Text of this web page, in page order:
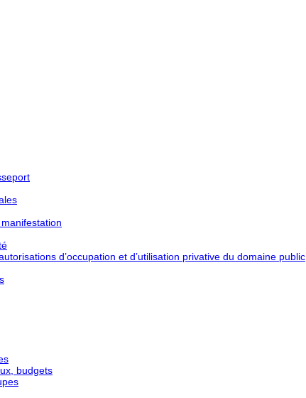
manifestation
d’occupation et d’utilisation privative du domaine public
budgets